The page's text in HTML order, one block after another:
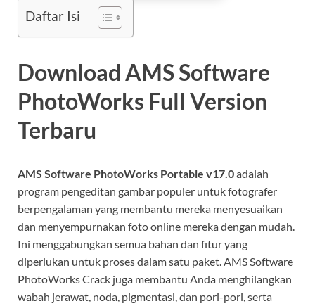
Daftar Isi
Download AMS Software
PhotoWorks Full Version
Terbaru
AMS Software PhotoWorks Portable v17.0adalah
program pengeditan gambar populer untuk fotografer
berpengalaman yang membantu mereka menyesuaikan
dan menyempurnakan foto online mereka dengan mudah.
Ini menggabungkan semua bahan dan fitur yang
diperlukan untuk proses dalam satu paket. AMS Software
PhotoWorks Crack juga membantu Anda menghilangkan
wabah jerawat, noda, pigmentasi, dan pori-pori, serta